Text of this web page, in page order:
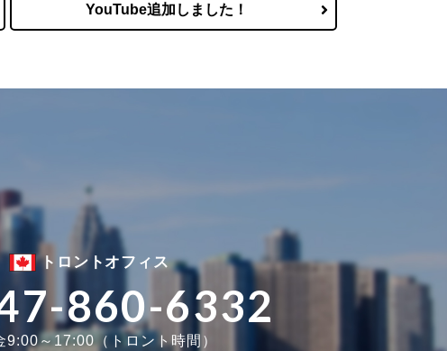
YouTube追加しました！
トロントオフィス
860-6332
9:00～17:00（トロント時間）